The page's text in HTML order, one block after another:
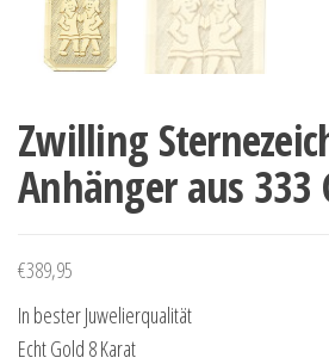
Zwilling
Anhänger aus 333
€389,95
In bester Juwelierqualität
Echt Gold 8 Karat